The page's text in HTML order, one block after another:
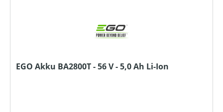
EGO Akku BA2800T - 56 V - 5,0 Ah Li-Ion